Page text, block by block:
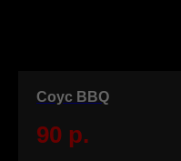
Соус BBQ
90 р.